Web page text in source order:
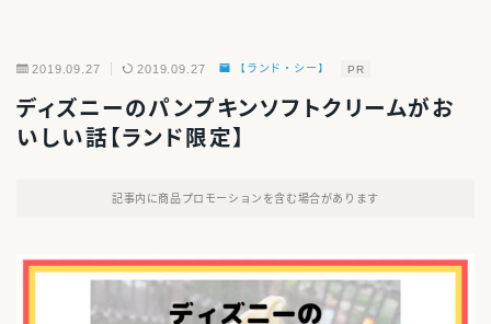
2019.09.27 2019.09.27 【ランド・シー】 PR
ディズニーのパンプキンソフトクリームがお
いしい話【ランド限定】
記事内に商品プロモーションを含む場合があります